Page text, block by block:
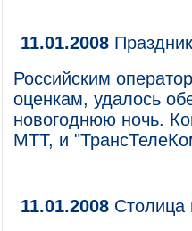
11.01.2008
Российским
оценкам, удалось
новогоднюю ночь.
МТТ, и
11.01.2008 Столица